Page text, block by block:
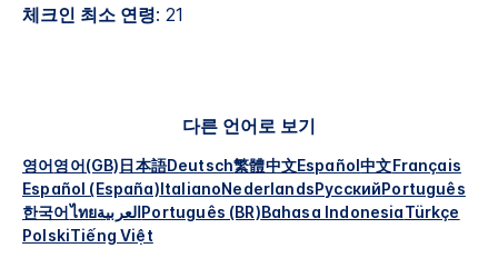
체크인 최소 연령: 21
다른 언어로 보기
영어영어(GB)日本語Deutsch繁體中文Español中文Français
Español (España)ItalianoNederlandsРусскийPortuguês
한국어ไทยالعربيةPortuguês (BR)Bahasa IndonesiaTürkçe
PolskiTiếng Việt